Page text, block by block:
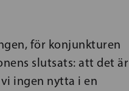
för konjunkturen
slutsats: att det är
ingen nytta i en